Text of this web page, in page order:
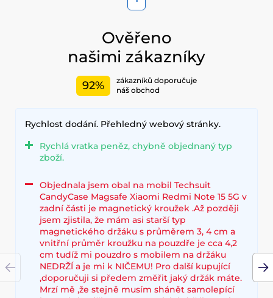
Ověřeno
našimi zákazníky
92%
zákazníků doporučuje
náš obchod
Rychlost dodání. Přehledný webový stránky.
Rychlá vratka peněz, chybně objednaný typ
zboží.
Objednala jsem obal na mobil Techsuit
CandyCase Magsafe Xiaomi Redmi Note 15 5G v
zadní části je magnetický kroužek .Až později
jsem zjistila, že mám asi starší typ
magnetického držáku s průměrem 3, 4 cm a
vnitřní průměr kroužku na pouzdře je cca 4,2
cm tudíž mi pouzdro s mobilem na držáku
NEDRŽÍ a je mi k NIČEMU! Pro další kupující
,doporučuji si předem změřit jaký držák máte.
Mrzí mě ,že stejně musím shánět samolepící